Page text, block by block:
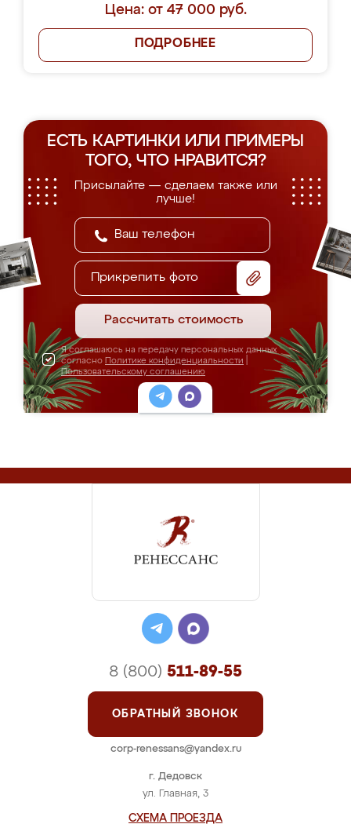
Цена: от 47 000 руб.
ПОДРОБНЕЕ
ЕСТЬ КАРТИНКИ ИЛИ ПРИМЕРЫ
ТОГО, ЧТО НРАВИТСЯ?
Присылайте — сделаем также или
лучше!
Прикрепить фото
Рассчитать стоимость
Я соглашаюсь на передачу персональных данных
согласно Политике конфиденциальности
Пользовательскому соглашению
г. Дедовск
ул. Главная, 3
СХЕМА ПРОЕЗДА
8 (800) 511-89-55
ОБРАТНЫЙ ЗВОНОК
corp-renessans@yandex.ru